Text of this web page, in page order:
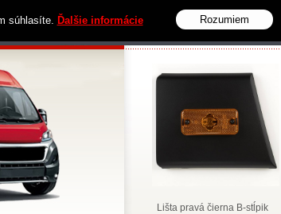
Kontakt
Lišta pravá čierna B-stĺpik
súhlasíte. Ďalšie informácie Rozumiem